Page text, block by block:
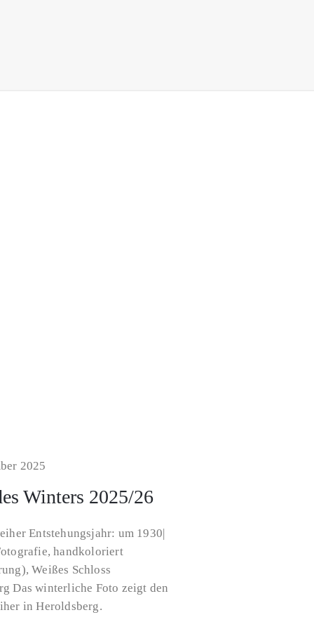
2025
Winters 2025/26
Entstehungsjahr: um 1930|
handkoloriert
Weißes Schloss
Das winterliche Foto zeigt den
in Heroldsberg.